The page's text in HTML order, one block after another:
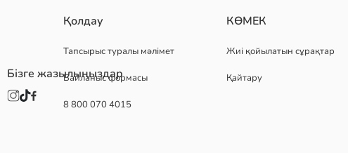
Негізгі Мата:
Шығу елі:
Сатушы:
Қолдау
Тапсырыс туралы мәлімет
Байланыс формасы
8 800 070 4015
КӨМЕК
Жиі қойылатын сұрақтар
Қайтару
Бізге жазылыңыздар